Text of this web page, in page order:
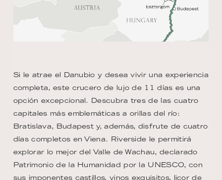
Si le atrae el Danubio y desea vivir una experiencia
completa, este crucero de lujo de 11 días es una
opción excepcional. Descubra tres de las cuatro
capitales más emblemáticas a orillas del río:
Bratislava, Budapest y, además, disfrute de cuatro
días completos en Viena. Riverside le permitirá
explorar lo mejor del Valle de Wachau, declarado
Patrimonio de la Humanidad por la UNESCO, con
sus imponentes castillos, vinos exquisitos, licor de